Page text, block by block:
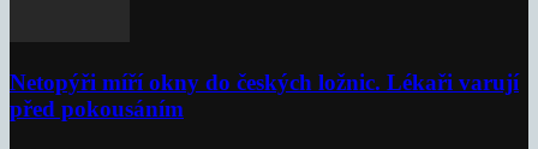
Netopýři míří okny do českých ložnic. Lékaři varují
před pokousáním